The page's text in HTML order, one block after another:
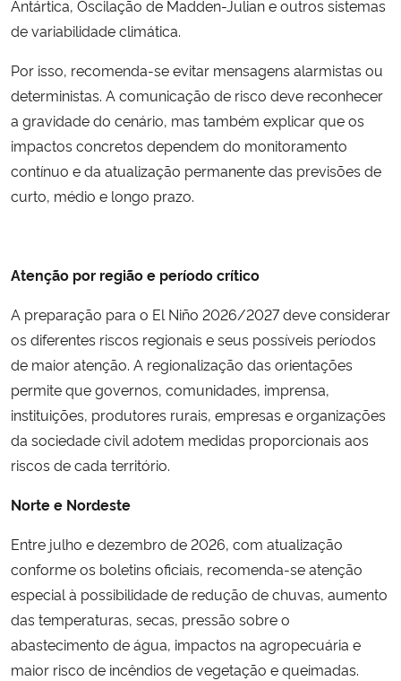
Antártica, Oscilação de Madden-Julian e outros sistemas
de variabilidade climática.
Por isso, recomenda-se evitar mensagens alarmistas ou
deterministas. A comunicação de risco deve reconhecer
a gravidade do cenário, mas também explicar que os
impactos concretos dependem do monitoramento
contínuo e da atualização permanente das previsões de
curto, médio e longo prazo.
Atenção por região e período crítico
A preparação para o El Niño 2026/2027 deve considerar
os diferentes riscos regionais e seus possíveis períodos
de maior atenção. A regionalização das orientações
permite que governos, comunidades, imprensa,
instituições, produtores rurais, empresas e organizações
da sociedade civil adotem medidas proporcionais aos
riscos de cada território.
Norte e Nordeste
Entre julho e dezembro de 2026, com atualização
conforme os boletins oficiais, recomenda-se atenção
especial à possibilidade de redução de chuvas, aumento
das temperaturas, secas, pressão sobre o
abastecimento de água, impactos na agropecuária e
maior risco de incêndios de vegetação e queimadas.